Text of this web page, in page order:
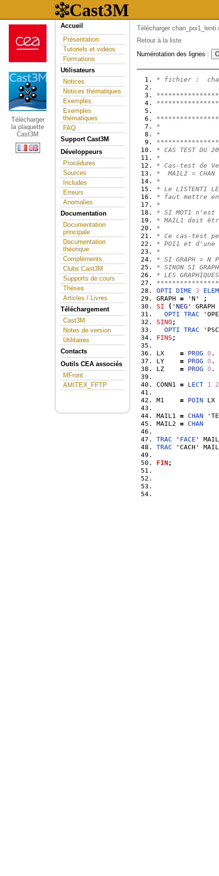
Télécharger
la plaquette
Cast3M
Accueil
Présentation
Tutoriels et vidéos
Formations
Utilisateurs
Notices
Notices thématiques
Exemples
Exemples
thématiques
FAQ
Support Cast3M
Développeurs
Procédures
Sources
Includes
Erreurs
Anomalies
Documentation
Documentation
principale
Documentation
théorique
Compléments
Clubs Cast3M
Supports de cours
Thèses
Articles / Livres
Téléchargement
Cast3M
Notes de version
Utilitaires
Contacts
Outils CEA associés
MFront
AMITEX_FFTP
Télécharger
Retour à la liste
Numérotation des lignes :
* fichier :
*
*
* CAS
*
* Cas-test de
*  MAIL2 =
*
* Le LISTENTI
* faut mettre
*
* SI MOT1
* MAIL1 doit
*
* Ce cas-test
* POI1 et d'une
*
* SI GRAPH = N
* SINON SI
* LES
OPTI DIME 3
ELEM
GRAPH = 'N'
;
SI
( ' NEG '
OPTI TRAC
SINO ;
OPTI TRAC
FINS ;
LX = PROG 0 .
LY = PROG 0 .
LZ = PROG 0 .
CONN1 = LECT 1 2
M1 = POIN LX
MAIL1 = CHAN
MAIL2 = CHAN
TRAC ' FACE '
TRAC 'CACH'
FIN ;